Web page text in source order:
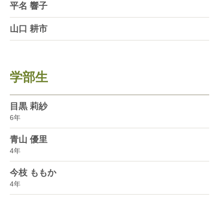
平名 響子
山口 耕市
学部生
目黒 莉紗
6年
青山 優里
4年
今枝 ももか
4年